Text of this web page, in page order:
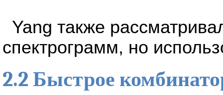
Yang также
спектрограмм, но
2.2 Быстрое